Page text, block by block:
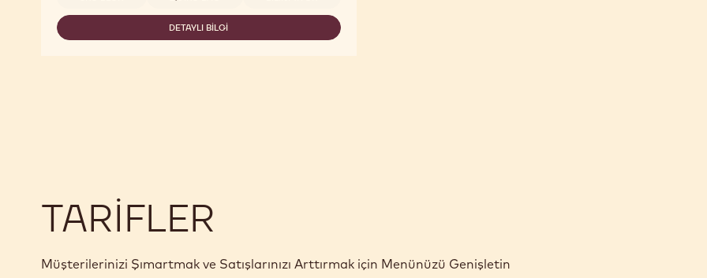
DETAYLI BILGI
-
TARIFLER
Müşterilerinizi Şımartmak ve Satışlarınızı Arttırmak için Menünüzü Genişletin